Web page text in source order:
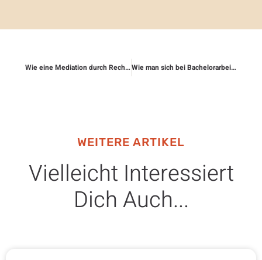
Wie eine Mediation durch Rechtsschutz unterstützt wird Wie man sich bei Bachelorarbeiten rechtlich absichert
WEITERE ARTIKEL
Vielleicht Interessiert
Dich Auch...